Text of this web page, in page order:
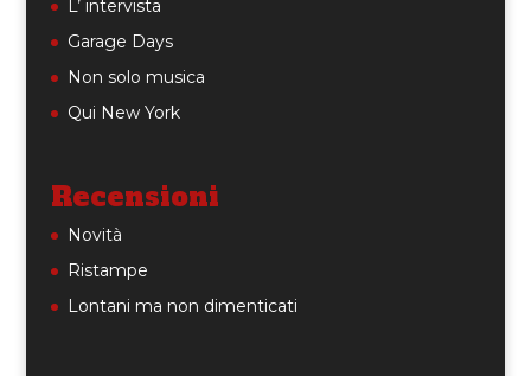
L’ intervista
Garage Days
Non solo musica
Qui New York
Recensioni
Novità
Ristampe
Lontani ma non dimenticati